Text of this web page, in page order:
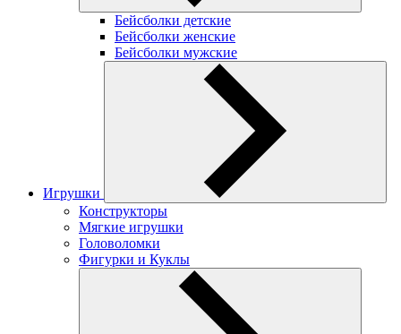
Бейсболки детские
Бейсболки женские
Бейсболки мужские
Игрушки
Конструкторы
Мягкие игрушки
Головоломки
Фигурки и Куклы